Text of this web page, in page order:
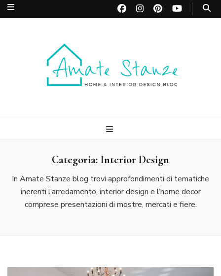
Blog
Categoria: Interior Design
In Amate Stanze blog trovi approfondimenti di tematiche
inerenti l’arredamento, interior design e l’home decor
comprese presentazioni di mostre, mercati e fiere.